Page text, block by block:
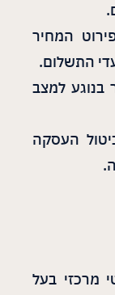
המחיר
התשלום.
בנוגע למצב
העסקה
מרכזי בעל